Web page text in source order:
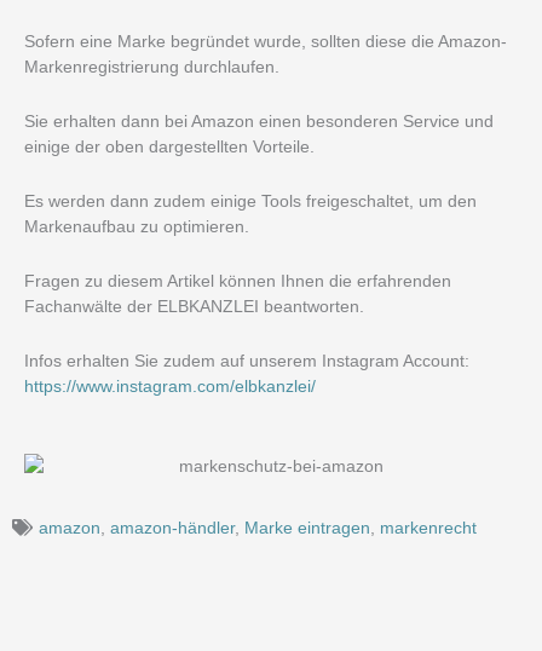
Sofern eine Marke begründet wurde, sollten diese die Amazon-
Markenregistrierung durchlaufen.
Sie erhalten dann bei Amazon einen besonderen Service und
einige der oben dargestellten Vorteile.
Es werden dann zudem einige Tools freigeschaltet, um den
Markenaufbau zu optimieren.
Fragen zu diesem Artikel können Ihnen die erfahrenden
Fachanwälte der ELBKANZLEI beantworten.
Infos erhalten Sie zudem auf unserem Instagram Account:
https://www.instagram.com/elbkanzlei/
amazon ,amazon-händler, Marke eintragen markenrecht